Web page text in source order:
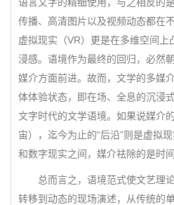
传播、高清图片以及视频动态都在
虚拟现实（VR）更是在多维空间
浸感。语境作为最终的回归，必然
媒介方面前进。故而，文学的多媒
体体验状态，即在场、全息的沉浸
文字时代的文学语境。如果说媒介
宙），迄今为止的“后沿”则是虚拟
和数字现实之间，媒介祛除的是时
总而言之，语境范式使文艺理论
转移到动态的现场演述，从传统的